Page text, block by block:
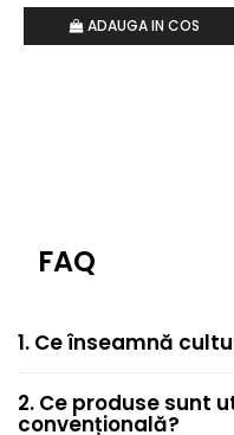
PUIEȚI
Fertilizanți foliari
Fungicide
Insecticide
Fertilizanți foliari
Regulatori de creștere
ADAUGA IN COS
FAQ
1. Ce înseamnă
2. Ce produse sunt
convențională?